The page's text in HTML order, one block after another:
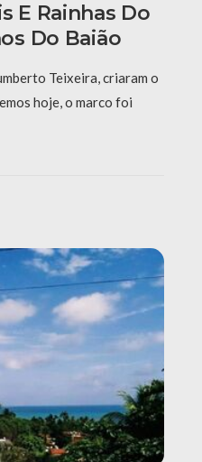
E Rainhas Do
Do Baião
Teixeira, criaram o
hoje, o marco foi